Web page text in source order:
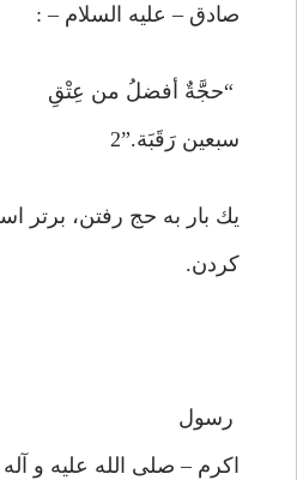
صادق – عليه السلام – :
“حجَّةٌ أفضلُ من عِتْقِ
سبعين رَقَبَة.”2
يك بار به حج رفتن، برتر
كردن.
رسول
اكرم – صلى الله عليه و